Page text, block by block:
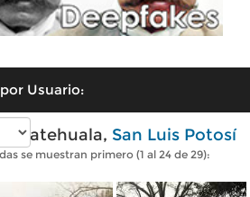
Usuario:
Matehuala, San Luis Potosí
se muestran primero (1 al 24 de 29):